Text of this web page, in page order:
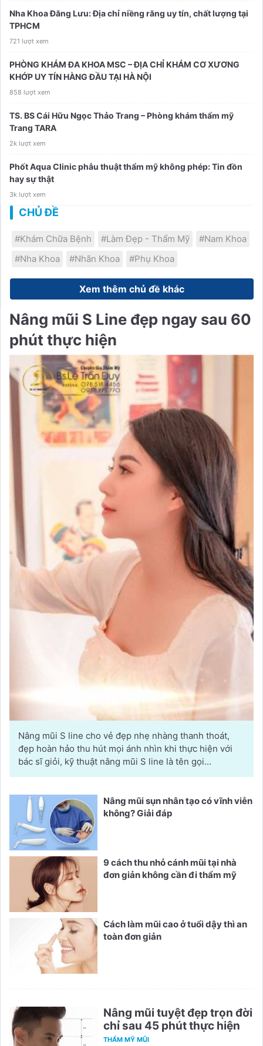
Nha Khoa Đăng Lưu: Địa chỉ niềng răng uy tín, chất lượng tại
TPHCM
721 lượt xem
PHÒNG KHÁM ĐA KHOA MSC – ĐỊA CHỈ KHÁM CƠ XƯƠNG
KHỚP UY TÍN HÀNG ĐẦU TẠI HÀ NỘI
858 lượt xem
TS. BS Cái Hữu Ngọc Thảo Trang – Phòng khám thẩm mỹ
Trang TARA
2k lượt xem
Phốt Aqua Clinic phẫu thuật thẩm mỹ không phép: Tin đồn
hay sự thật
3k lượt xem
CHỦ ĐỀ
#Khám Chữa Bệnh #Làm Đẹp - Thẩm Mỹ
#Nam Khoa
#Nha Khoa
#Nhãn Khoa #Phụ Khoa
Xem thêm chủ đề khác
Nâng mũi S Line đẹp ngay sau 60
phút thực hiện
Nâng mũi S line cho vẻ đẹp nhẹ nhàng thanh thoát,
đẹp hoàn hảo thu hút mọi ánh nhìn khi thực hiện với
bác sĩ giỏi, kỹ thuật nâng mũi S line là tên gọi...
Nâng mũi sụn nhân tạo có vĩnh viễn
không? Giải đáp
9 cách thu nhỏ cánh mũi tại nhà
đơn giản không cần đi thẩm mỹ
Cách làm mũi cao ở tuổi dậy thì an
toàn đơn giản
Nâng mũi tuyệt đẹp trọn đời
chỉ sau 45 phút thực hiện
THẨM MỸ MŨI